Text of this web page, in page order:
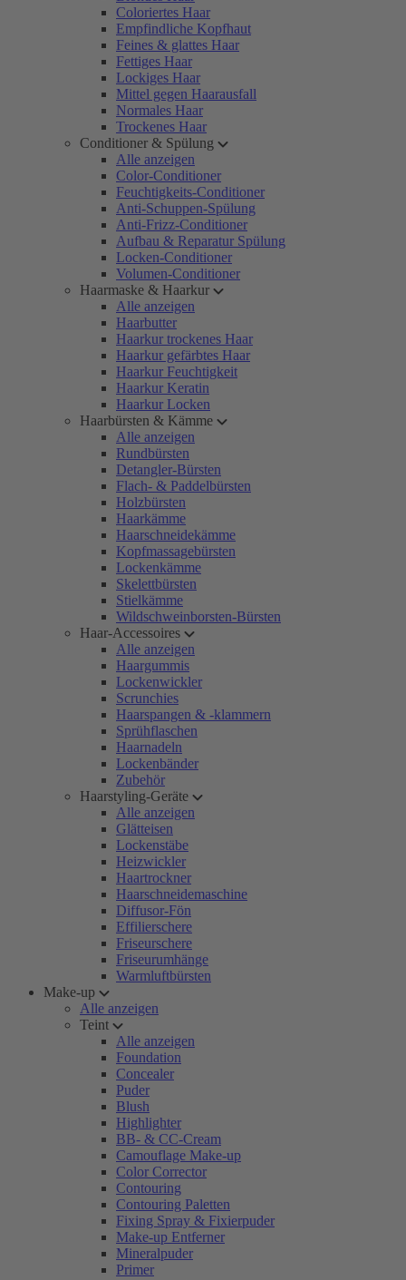
Coloriertes Haar
Empfindliche Kopfhaut
Feines & glattes Haar
Fettiges Haar
Lockiges Haar
Mittel gegen Haarausfall
Normales Haar
Trockenes Haar
Conditioner & Spülung
Alle anzeigen
Color-Conditioner
Feuchtigkeits-Conditioner
Anti-Schuppen-Spülung
Anti-Frizz-Conditioner
Aufbau & Reparatur Spülung
Locken-Conditioner
Volumen-Conditioner
Haarmaske & Haarkur
Alle anzeigen
Haarbutter
Haarkur trockenes Haar
Haarkur gefärbtes Haar
Haarkur Feuchtigkeit
Haarkur Keratin
Haarkur Locken
Haarbürsten & Kämme
Alle anzeigen
Rundbürsten
Detangler-Bürsten
Flach- & Paddelbürsten
Holzbürsten
Haarkämme
Haarschneidekämme
Kopfmassagebürsten
Lockenkämme
Skelettbürsten
Stielkämme
Wildschweinborsten-Bürsten
Haar-Accessoires
Alle anzeigen
Haargummis
Lockenwickler
Scrunchies
Haarspangen & -klammern
Sprühflaschen
Haarnadeln
Lockenbänder
Zubehör
Haarstyling-Geräte
Alle anzeigen
Glätteisen
Lockenstäbe
Heizwickler
Haartrockner
Haarschneidemaschine
Diffusor-Fön
Effilierschere
Friseurschere
Friseurumhänge
Warmluftbürsten
Make-up
Alle anzeigen
Teint
Alle anzeigen
Foundation
Concealer
Puder
Blush
Highlighter
BB- & CC-Cream
Camouflage Make-up
Color Corrector
Contouring
Contouring Paletten
Fixing Spray & Fixierpuder
Make-up Entferner
Mineralpuder
Primer